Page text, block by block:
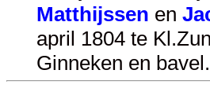
Matthijssen en
april 1804 te
Ginneken en